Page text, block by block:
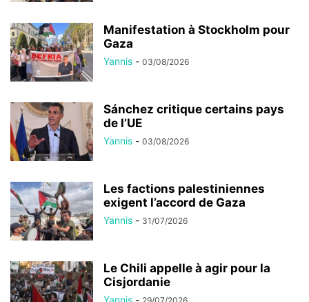
Manifestation à Stockholm pour
Gaza
Yannis - 03/08/2026
Sánchez critique certains pays
de l’UE
Yannis - 03/08/2026
Les factions palestiniennes
exigent l’accord de Gaza
Yannis - 31/07/2026
Le Chili appelle à agir pour la
Cisjordanie
Yannis -